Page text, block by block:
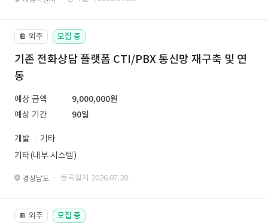
📔 외주 모집 중
기존 전화상담 플랫폼 CTI/PBX 통신망 재구축 및 연
동
예상 금액
9,000,000원
예상 기간
90일
개발
기타
기타(내부 시스템)
경상남도 · 등록일자 2026.07.28.
📔 외주 모집 중